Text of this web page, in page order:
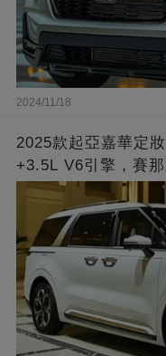
2024/11/18
2025款起亞嘉華定
+3.5L V6引擎，賽那